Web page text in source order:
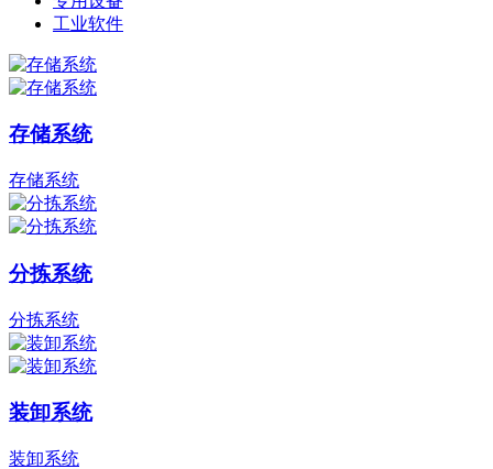
工业软件
存储系统
存储系统
分拣系统
分拣系统
装卸系统
装卸系统